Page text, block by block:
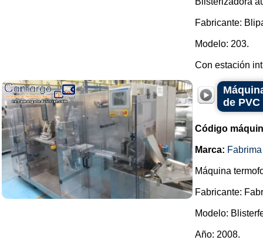
Fabricante:
Modelo: 203.
Con estación
de
Código
Marca: Fabrima
Máquina
Fabricante:
Modelo:
Año: 2008.